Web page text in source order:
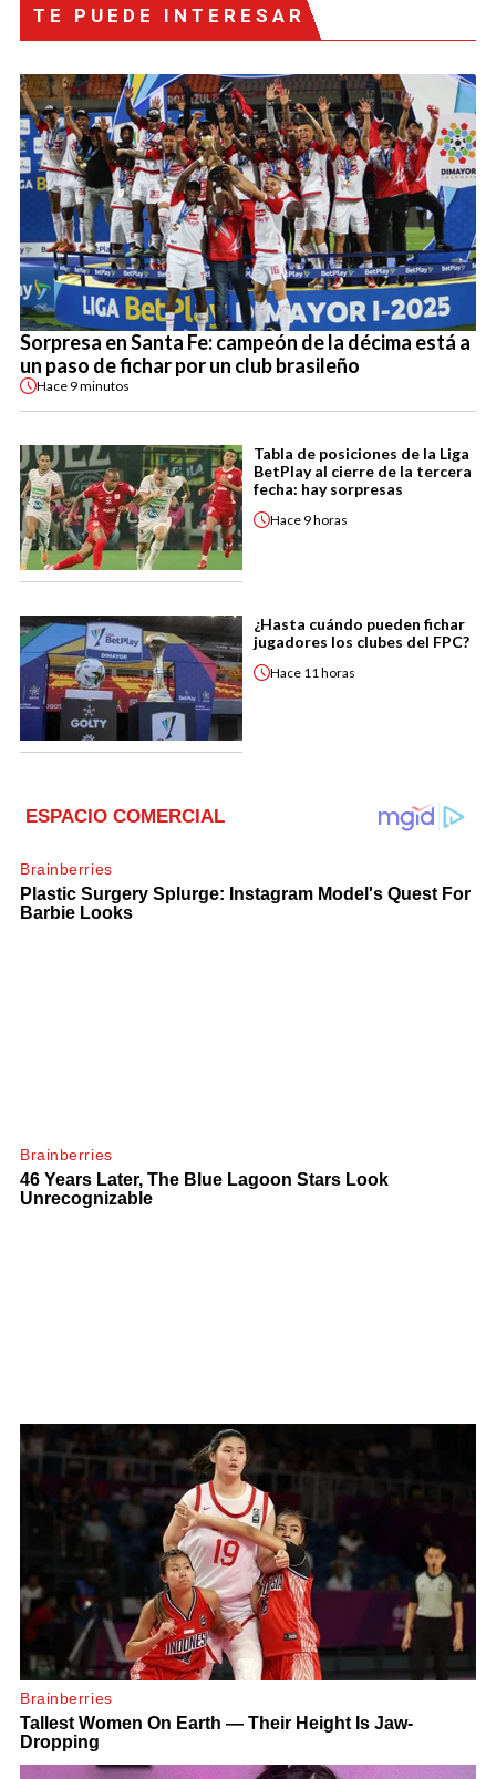
TE PUEDE INTERESAR
Sorpresa en Santa Fe: campeón de la décima está a
un paso de fichar por un club brasileño
Hace 9 minutos
Tabla de posiciones de la Liga
BetPlay al cierre de la tercera
fecha: hay sorpresas
Hace 9 horas
¿Hasta cuándo pueden fichar
jugadores los clubes del FPC?
Hace 11 horas